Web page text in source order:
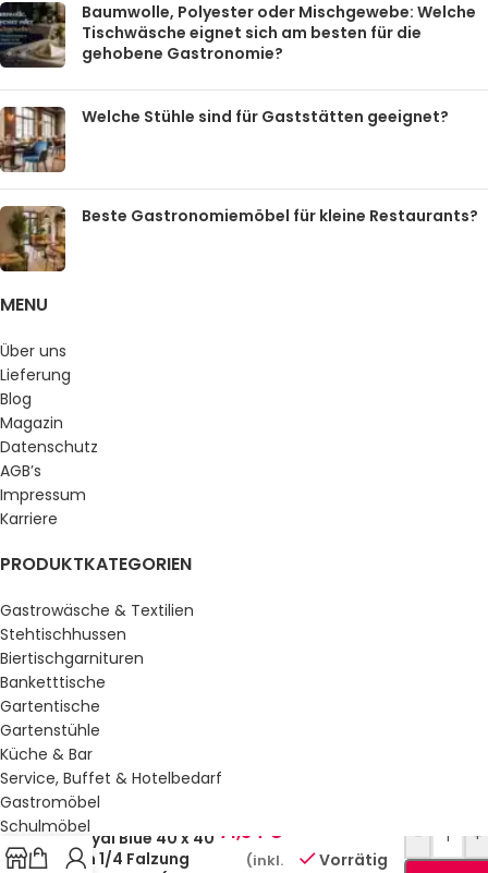
Baumwolle, Polyester oder Mischgewebe: Welche
Tischwäsche eignet sich am besten für die
gehobene Gastronomie?
Welche Stühle sind für Gaststätten geeignet?
Beste Gastronomiemöbel für kleine Restaurants?
MENU
Über uns
Lieferung
Blog
Magazin
Datenschutz
AGB’s
Impressum
Karriere
PRODUKTKATEGORIEN
Gastrowäsche & Textilien
Stehtischhussen
Biertischgarnituren
Banketttische
Gartentische
Gartenstühle
Küche & Bar
Service, Buffet & Hotelbedarf
Gastromöbel
Schulmöbel
Sale %
Zelltuchservietten
Royal Blue 40 x 40
cm 1/4 Falzung
71,34 €
(inkl. Vorrätig
- +